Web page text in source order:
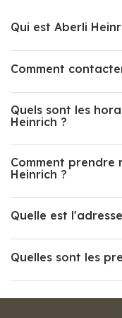
Qui est Aberli
Comment
Quels sont les
Heinrich ?
Comment prendre
Heinrich ?
Quelle est
Quelles sont les